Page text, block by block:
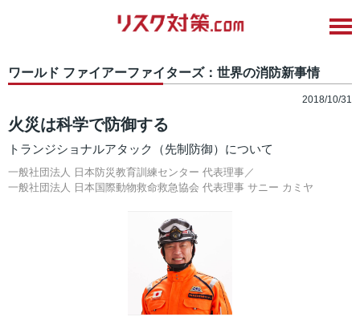
ワールド ファイアーファイターズ：世界の消防新事情
2018/10/31
火災は科学で防御する
トランジショナルアタック（先制防御）について
一般社団法人 日本防災教育訓練センター 代表理事／
一般社団法人 日本国際動物救命救急協会 代表理事 サニー カミヤ